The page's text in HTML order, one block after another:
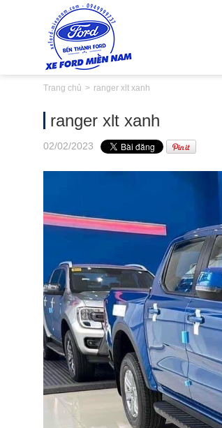
Trang chủ ranger xlt xanh
ranger xlt xanh
02/02/2023